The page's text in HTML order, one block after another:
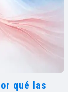
qué las